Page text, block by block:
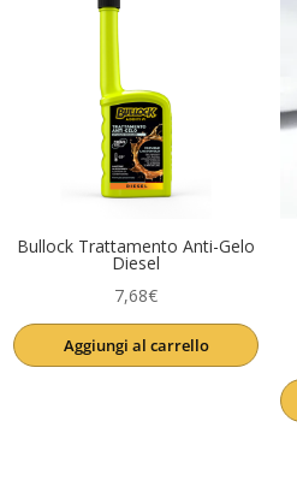
Bullock Trattamento Anti-Gelo
Diesel
7,68€
Aggiungi al carrello